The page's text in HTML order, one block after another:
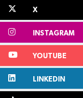
X
INSTAGRAM
YOUTUBE
LINKEDIN